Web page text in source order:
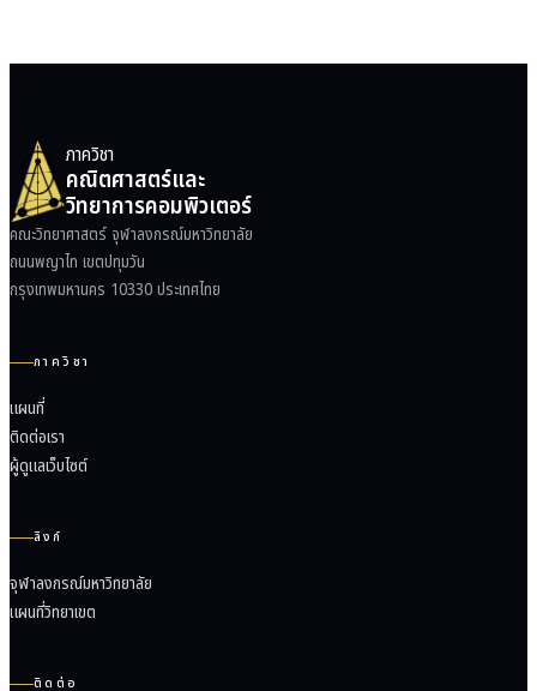
ภาควิชา
คณิตศาสตร์และ
วิทยาการคอมพิวเตอร์
คณะวิทยาศาสตร์ จุฬาลงกรณ์มหาวิทยาลัย
ถนนพญาไท เขตปทุมวัน
กรุงเทพมหานคร 10330 ประเทศไทย
ภาควิชา
แผนที่
ติดต่อเรา
ผู้ดูแลเว็บไซต์
ลิงก์
จุฬาลงกรณ์มหาวิทยาลัย
แผนที่วิทยาเขต
ติดต่อ